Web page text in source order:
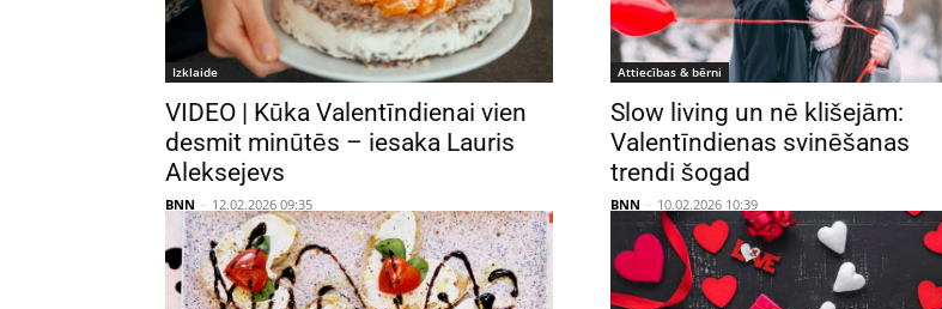
Izklaide
VIDEO | Kūka Valentīndienai vien
desmit minūtēs – iesaka Lauris
Aleksejevs
BNN - 12.02.2026 09:35
Attiecības & bērni
Slow living un nē klišejām:
Valentīndienas svinēšanas
trendi šogad
BNN - 10.02.2026 10:39